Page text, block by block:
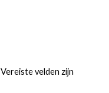
Vereiste velden zijn